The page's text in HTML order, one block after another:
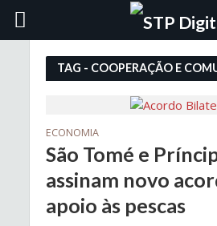
TAG - COOPERAÇÃO E
ECONOMIA
São Tomé e
assinam novo
apoio às pescas